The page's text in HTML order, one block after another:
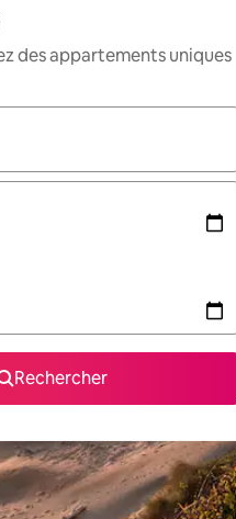
des appartements uniques
s'affichent, utilisez les
Rechercher